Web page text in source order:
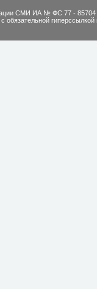
СМИ ИА № ФС 77 - 85704
обязательной гиперссылкой